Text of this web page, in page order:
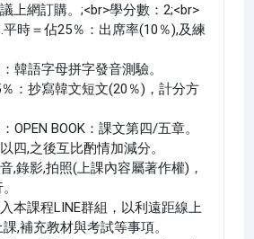
上網訂購。;<br>學分數：2;<br>
時＝佔25％：出席率(10％),及練
韓語字母拼字發音測驗。
：抄寫韓文短文(20％)，計分方
OPEN BOOK：課文第四/五章。
四,之後互比酌情加減分。
,錄影,拍照(上課內容屬著作權)，
本課程LINE群組，以利遠距線上
,補充教材與考試等事項。